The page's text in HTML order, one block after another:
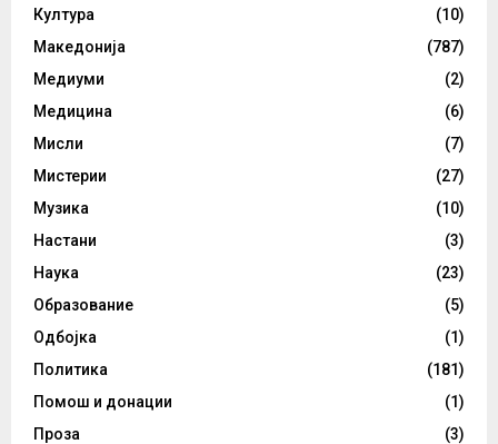
Култура
(10)
Македонија
(787)
Медиуми
(2)
Медицина
(6)
Мисли
(7)
Мистерии
(27)
Музика
(10)
Настани
(3)
Наука
(23)
Образование
(5)
Одбојка
(1)
Политика
(181)
Помош и донации
(1)
Проза
(3)